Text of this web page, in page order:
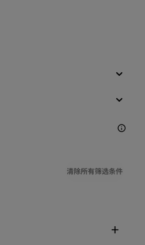
清除所有筛选条件